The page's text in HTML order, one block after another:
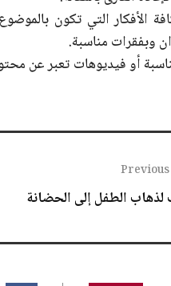
الأفكار التي تكون
وبفقرات مناسبة.
أو فيديوهات تعبر عن
لذهاب الطفل إلى الحضانة